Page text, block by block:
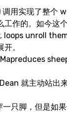
用实现了整个
作的。如今这
unroll
。
就主动站出
只脚，但是如